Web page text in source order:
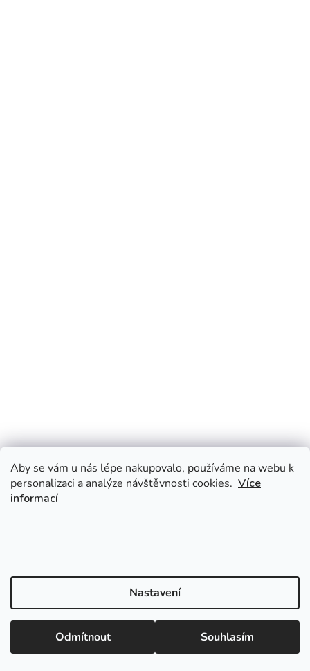
Aby se vám u nás lépe nakupovalo, používáme na webu k
personalizaci a analýze návštěvnosti cookies. Více
informací
Nastavení
Odmítnout Souhlasím